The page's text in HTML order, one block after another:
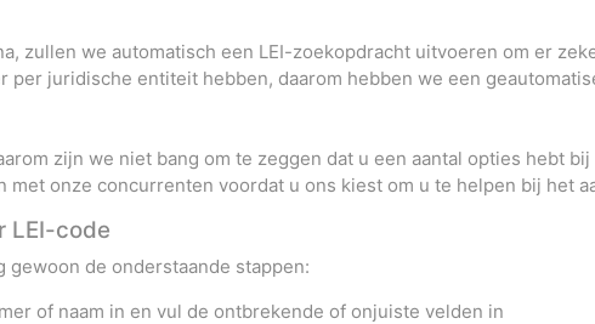
zullen we automatisch een LEI-zoekopdracht uitvoeren om er
juridische entiteit hebben, daarom hebben we een
zijn we niet bang om te zeggen dat u een aantal opties hebt
onze concurrenten voordat u ons kiest om u te helpen bij het
LEI-code
gewoon de onderstaande stappen:
of naam in en vul de ontbrekende of onjuiste velden in